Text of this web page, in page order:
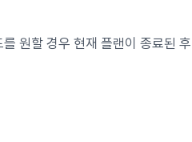
원할 경우 현재 플랜이 종료된